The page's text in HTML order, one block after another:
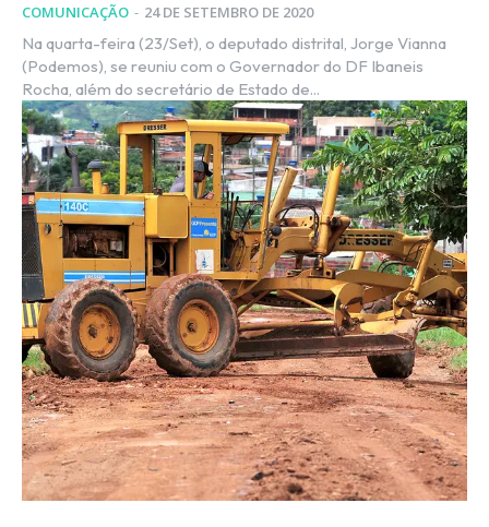
COMUNICAÇÃO - 24 DE SETEMBRO DE 2020
Na quarta-feira (23/Set), o deputado distrital, Jorge Vianna
(Podemos), se reuniu com o Governador do DF Ibaneis
Rocha, além do secretário de Estado de...